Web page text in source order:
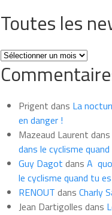
Toutes les
Toutes
les
news
moisPrigent dans La
en danger !
Mazeaud Laurent dans
dans le cyclisme
Guy Dagot dans A
le cyclisme quand tu
RENOUT dans Charly
Jean Dartigolles dans